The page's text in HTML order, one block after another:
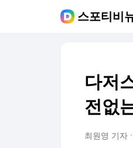
스포티비
다저
전없
최원영 기자